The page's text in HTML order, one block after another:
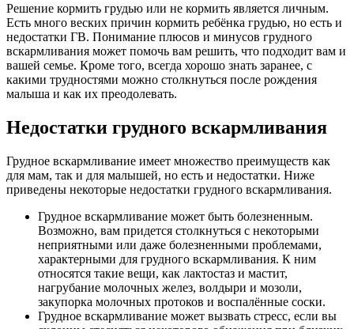
Решение кормить грудью или не кормить является личным.
Есть много веских причин кормить ребёнка грудью, но есть и
недостатки ГВ. Понимание плюсов и минусов грудного
вскармливания может помочь вам решить, что подходит вам и
вашей семье. Кроме того, всегда хорошо знать заранее, с
какими трудностями можно столкнуться после рождения
малыша и как их преодолевать.
Недостатки грудного вскармливания
Грудное вскармливание имеет множество преимуществ как
для мам, так и для малышей, но есть и недостатки. Ниже
приведены некоторые недостатки грудного вскармливания.
Грудное вскармливание может быть болезненным.
Возможно, вам придется столкнуться с некоторыми
неприятными или даже болезненными проблемами,
характерными для грудного вскармливания. К ним
относятся такие вещи, как лактостаз и мастит,
нагрубание молочных желез, волдыри и мозоли,
закупорка молочных протоков и воспалённые соски.
Грудное вскармливание может вызвать стресс, если вы